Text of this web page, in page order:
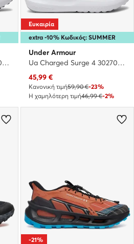
Ua Charged Surge 4 3027000-106 · Παπούτσια για Τρέξιμο
extra -10% Κωδικός: SUMMER
Ευκαιρία
Under Armour
Ua Charged Surge 4 3027000-100 · Παπούτσια για Τρέξιμο
Τρέχουσα τιμή
45,99 €
Κανονική τιμή59,90 €-23%
Η χαμηλότερη τιμή46,99 €-2%
-21%